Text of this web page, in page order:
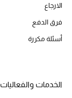
حقائب رجالية
حقائب الأطفال
الارجاع
فرق الدفع
أسئلة مكررة
الخدمات والفعاليات